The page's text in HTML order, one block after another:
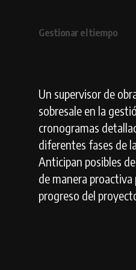
Gestionar el tiempo
Un supervisor de
sobresale en la
cronogramas
diferentes fases de
Anticipan posibles
de manera
progreso del